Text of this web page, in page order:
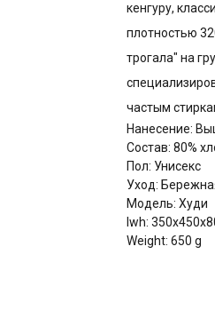
кенгуру,
плотностью
трогала" на
частым
Нанесение:
Состав: 80%
Пол: Унисекс
Уход:
Модель: Худи
lwh:
Weight: 650 g